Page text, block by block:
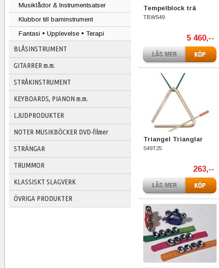
Musiklådor & Instrumentsatser
Klubbor till barninstrument
Fantasi • Upplevelse • Terapi
BLÅSINSTRUMENT
GITARRER m.m.
STRÅKINSTRUMENT
KEYBOARDS, PIANON m.m.
LJUDPRODUKTER
NOTER MUSIKBÖCKER DVD-filmer
STRÄNGAR
TRUMMOR
KLASSISKT SLAGVERK
ÖVRIGA PRODUKTER
Tempelblock trä
TBWS49
5 460,--
Triangel Trianglar
S49T25
263,--